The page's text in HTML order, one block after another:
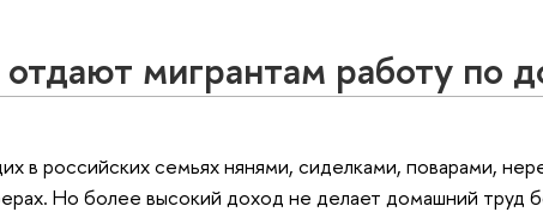
мигрантам работу по
в российских семьях нянями, сиделками, поварами,
Но более высокий доход не делает домашний труд